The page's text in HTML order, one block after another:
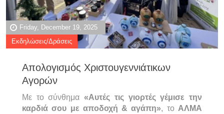
Friday, December 19, 2025
Εκδηλώσεις/Δράσεις
Απολογισμός Χριστουγεννιάτικων
Αγορών
Με το σύνθημα«Αυτές τις γιορτές γέμισε την
καρδιά σου με αποδοχή & αγάπη», το ΑΛΜΑ